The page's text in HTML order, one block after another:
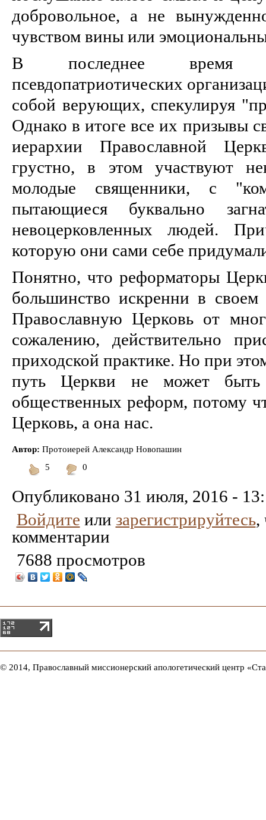
добровольное, а не
чувством вины или
В последнее время
псевдопатриотических
собой верующих, спекулируя
Однако в итоге все их призывы
иерархии Православной
грустно, в этом участвуют
молодые священники, с
пытающиеся буквально
невоцерковленных людей.
которую они сами себе
Понятно, что реформаторы
большинство искренни в своем
Православную Церковь от
сожалению, действительно
приходской практике. Но при
путь Церкви не может быть
общественных реформ, потому
Церковь, а она нас.
Автор: Протоиерей Александр Новопашин
5
0
Опубликовано 31 июля, 2016 -
Войдите или зарегистрируйтесь,
комментарии
7688 просмотров
© 2014, Православный миссионерский апологетический центр